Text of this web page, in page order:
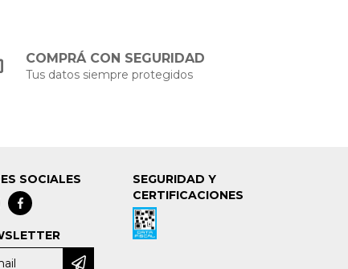
COMPRÁ CON SEGURIDAD
Tus datos siempre protegidos
SOCIALES
SEGURIDAD Y
CERTIFICACIONES